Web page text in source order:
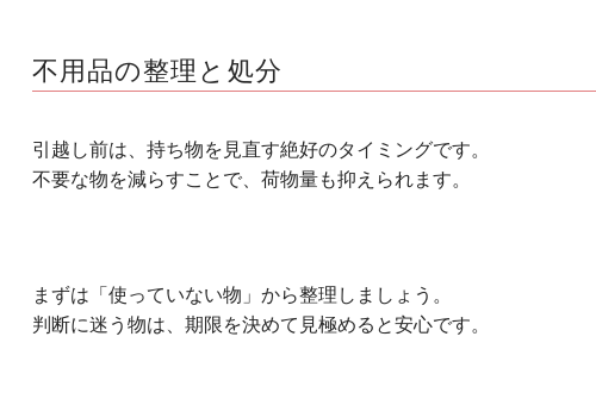
不用品の整理と処分
引越し前は、持ち物を見直す絶好のタイミングです。
不要な物を減らすことで、荷物量も抑えられます。
まずは「使っていない物」から整理しましょう。
判断に迷う物は、期限を決めて見極めると安心です。